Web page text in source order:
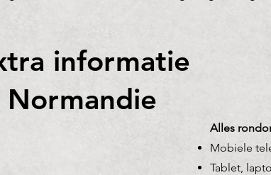
informatie
Normandie
Alles
Mobiele
Tablet,